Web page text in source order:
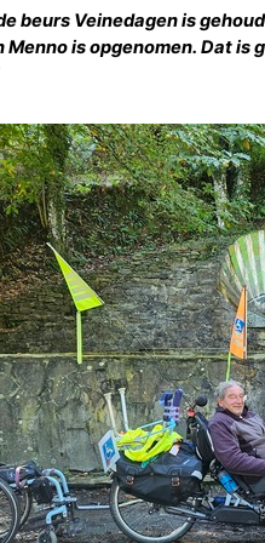
beurs Veinedagen is
Menno is opgenomen. Dat is